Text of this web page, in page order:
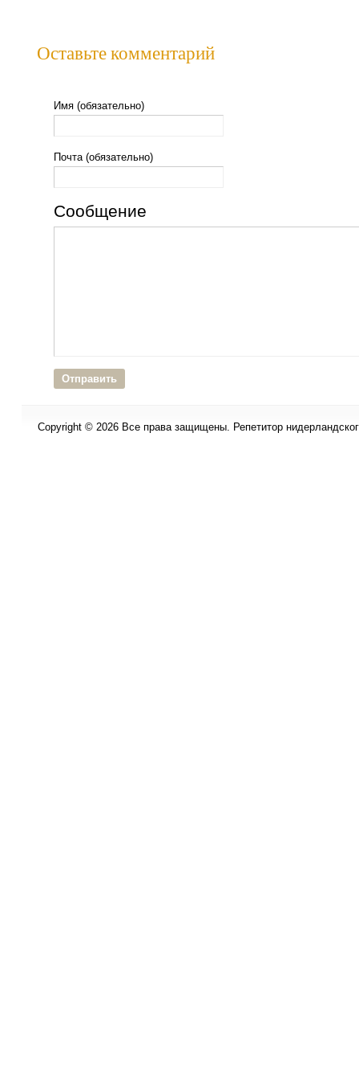
Оставьте комментарий
Имя (обязательно)
Почта (обязательно)
Сообщение
Copyright © 2026 Все права защищены. Репетитор